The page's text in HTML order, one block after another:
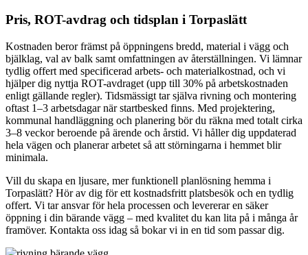
Pris, ROT-avdrag och tidsplan i Torpaslätt
Kostnaden beror främst på öppningens bredd, material i vägg och
bjälklag, val av balk samt omfattningen av återställningen. Vi lämnar
tydlig offert med specificerad arbets- och materialkostnad, och vi
hjälper dig nyttja ROT-avdraget (upp till 30% på arbetskostnaden
enligt gällande regler). Tidsmässigt tar själva rivning och montering
oftast 1–3 arbetsdagar när startbesked finns. Med projektering,
kommunal handläggning och planering bör du räkna med totalt cirka
3–8 veckor beroende på ärende och årstid. Vi håller dig uppdaterad
hela vägen och planerar arbetet så att störningarna i hemmet blir
minimala.
Vill du skapa en ljusare, mer funktionell planlösning hemma i
Torpaslätt? Hör av dig för ett kostnadsfritt platsbesök och en tydlig
offert. Vi tar ansvar för hela processen och levererar en säker
öppning i din bärande vägg – med kvalitet du kan lita på i många år
framöver. Kontakta oss idag så bokar vi in en tid som passar dig.